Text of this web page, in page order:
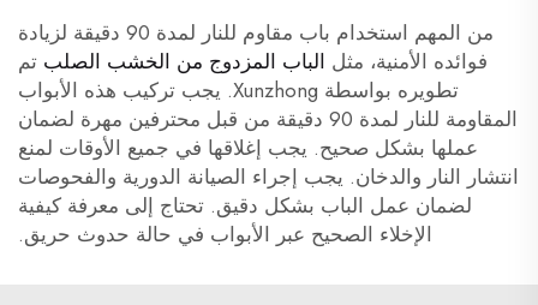
من المهم استخدام باب مقاوم للنار لمدة 90 دقيقة لزيادة
فوائده الأمنية، مثل الباب المزدوج من الخشب الصلب تم
تطويره بواسطة Xunzhong. يجب تركيب هذه الأبواب
المقاومة للنار لمدة 90 دقيقة من قبل محترفين مهرة لضمان
عملها بشكل صحيح. يجب إغلاقها في جميع الأوقات لمنع
انتشار النار والدخان. يجب إجراء الصيانة الدورية والفحوصات
لضمان عمل الباب بشكل دقيق. تحتاج إلى معرفة كيفية
الإخلاء الصحيح عبر الأبواب في حالة حدوث حريق.